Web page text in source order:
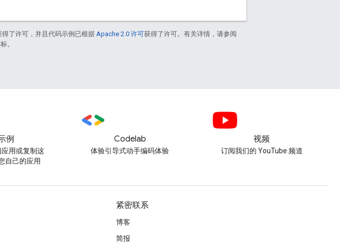
得了许可，并且代码示例已根据 Apache 2.0 许可获得了许可。有关详情，请参阅
。
例
用或复制这
自己的应用
Codelab
体验引导式动手编码体验
视频
订阅我们的 YouTube 频道
紧密联系
博客
简报